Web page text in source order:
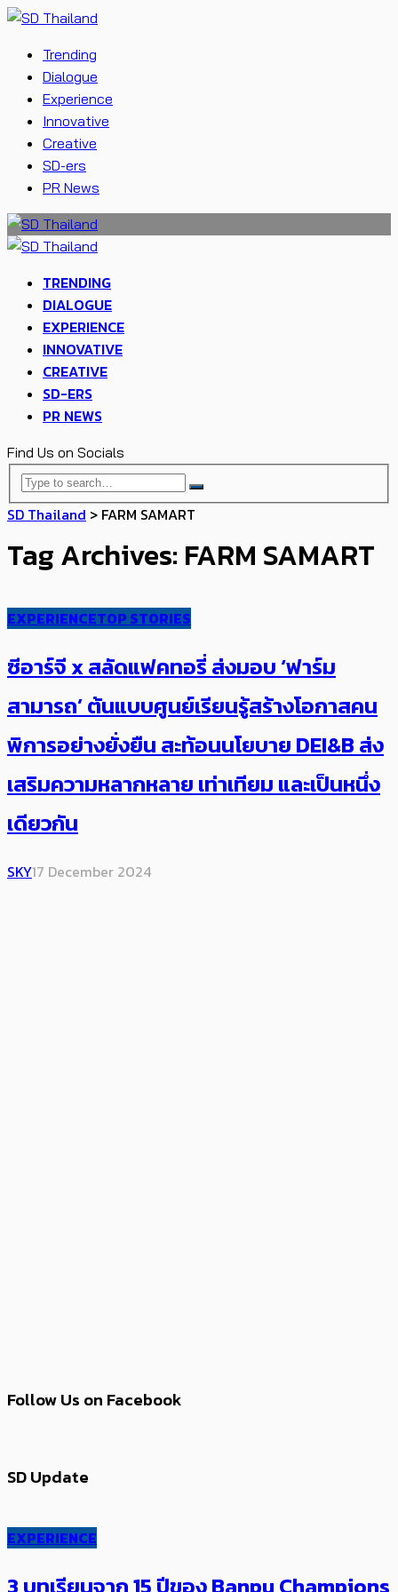
Trending
Dialogue
Experience
Innovative
Creative
SD-ers
PR News
TRENDING
DIALOGUE
EXPERIENCE
INNOVATIVE
CREATIVE
SD-ERS
PR NEWS
Find Us on Socials
SD Thailand > FARM SAMART
Tag Archives: FARM SAMART
EXPERIENCETOP STORIES
ซีอาร์จี x สลัดแฟคทอรี่ ส่งมอบ ‘ฟาร์ม
สามารถ’ ต้นแบบศูนย์เรียนรู้สร้างโอกาสคน
พิการอย่างยั่งยืน ​สะท้อนนโยบาย DEI&B ส่ง
เสริมความหลากหลาย เท่าเทียม และเป็นหนึ่ง
เดียวกัน
SKY17 December 2024
Follow Us on Facebook
SD Update
EXPERIENCE